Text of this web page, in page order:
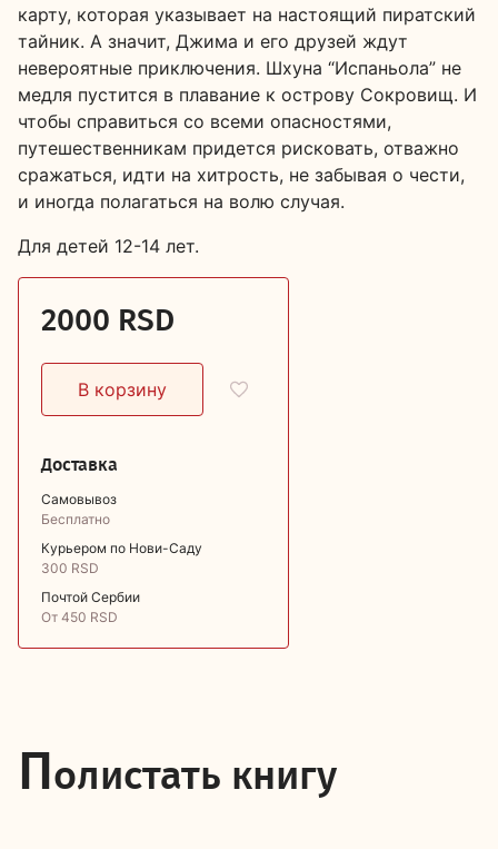
карту, которая указывает на настоящий пиратский
тайник. А значит, Джима и его друзей ждут
невероятные приключения. Шхуна “Испаньола” не
медля пустится в плавание к острову Сокровищ. И
чтобы справиться со всеми опасностями,
путешественникам придется рисковать, отважно
сражаться, идти на хитрость, не забывая о чести,
и иногда полагаться на волю случая.
Для детей 12-14 лет.
2000 RSD
Доставка
Самовывоз
Бесплатно
Курьером по Нови-Саду
300 RSD
Почтой Сербии
От 450 RSD
Полистать книгу